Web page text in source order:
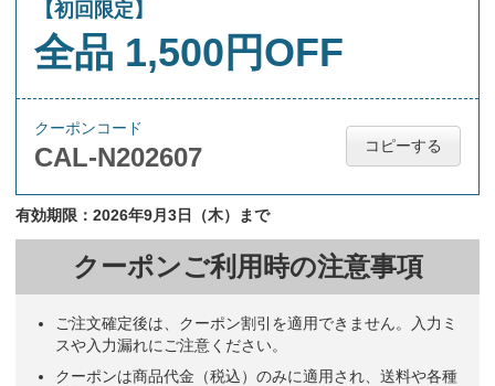
【初回限定】
全品 1,500円OFF
クーポンコード
CAL-N202607 コピーする
有効期限：2026年9月3日（木）まで
クーポンご利用時の注意事項
ご注文確定後は、クーポン割引を適用できません。入力ミ
スや入力漏れにご注意ください。
クーポンは商品代金（税込）のみに適用され、送料や各種